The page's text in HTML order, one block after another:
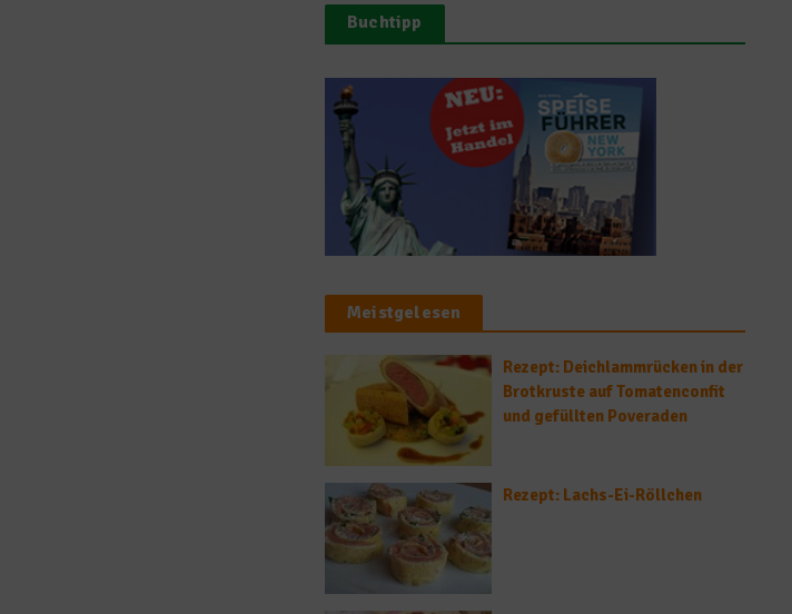
Buchtipp
Meistgelesen
Rezept: Deichlammrücken in der
Brotkruste auf Tomatenconfit
und gefüllten Poveraden
Rezept: Lachs-Ei-Röllchen